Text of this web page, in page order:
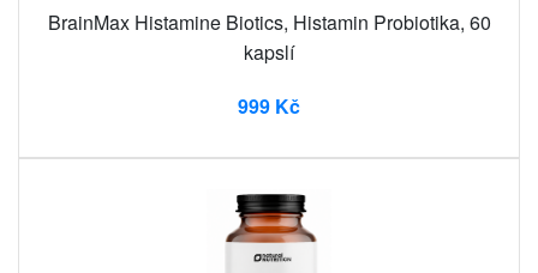
BrainMax Histamine Biotics, Histamin Probiotika, 60
kapslí
999 Kč